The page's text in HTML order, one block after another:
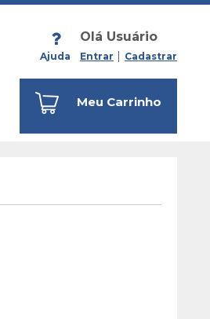
Ajuda
Olá Usuário
Entrar Cadastrar
Meu Carrinho